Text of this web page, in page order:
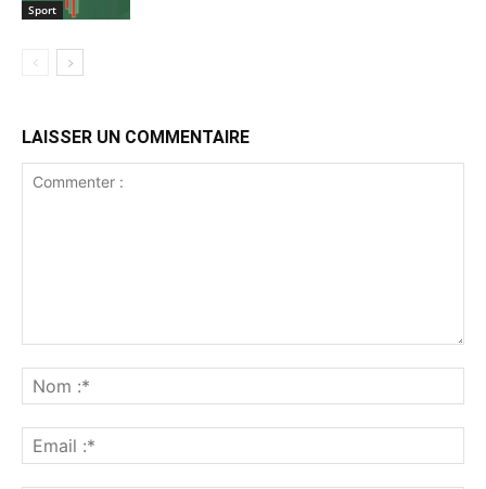
Sport
LAISSER UN COMMENTAIRE